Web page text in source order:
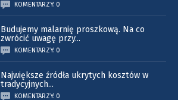
KOMENTARZY: 0
Budujemy malarnię proszkową. Na co
zwrócić uwagę przy...
KOMENTARZY: 0
Największe źródła ukrytych kosztów w
tradycyjnych...
KOMENTARZY: 0